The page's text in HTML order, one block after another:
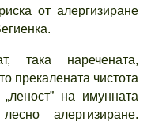
от алергизиране
така наречената,
прекалената чистота
на имунната
алергизиране.